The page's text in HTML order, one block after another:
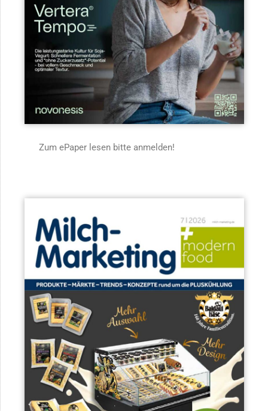
Zum ePaper lesen bitte anmelden!